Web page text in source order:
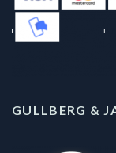
GULLBERG &